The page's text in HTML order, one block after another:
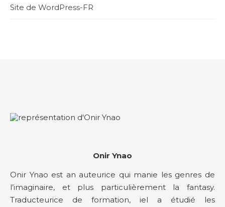
Site de WordPress-FR
Onir Ynao
Onir Ynao est an auteurice qui manie les genres de
l’imaginaire, et plus particulièrement la fantasy.
Traducteurice de formation, iel a étudié les